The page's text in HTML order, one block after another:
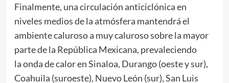
Finalmente, una circulación anticiclónica en
niveles medios de la atmósfera mantendrá el
ambiente caluroso a muy caluroso sobre la mayor
parte de la República Mexicana, prevaleciendo
la onda de calor en Sinaloa, Durango (oeste y sur),
Coahuila (suroeste), Nuevo León (sur), San Luis